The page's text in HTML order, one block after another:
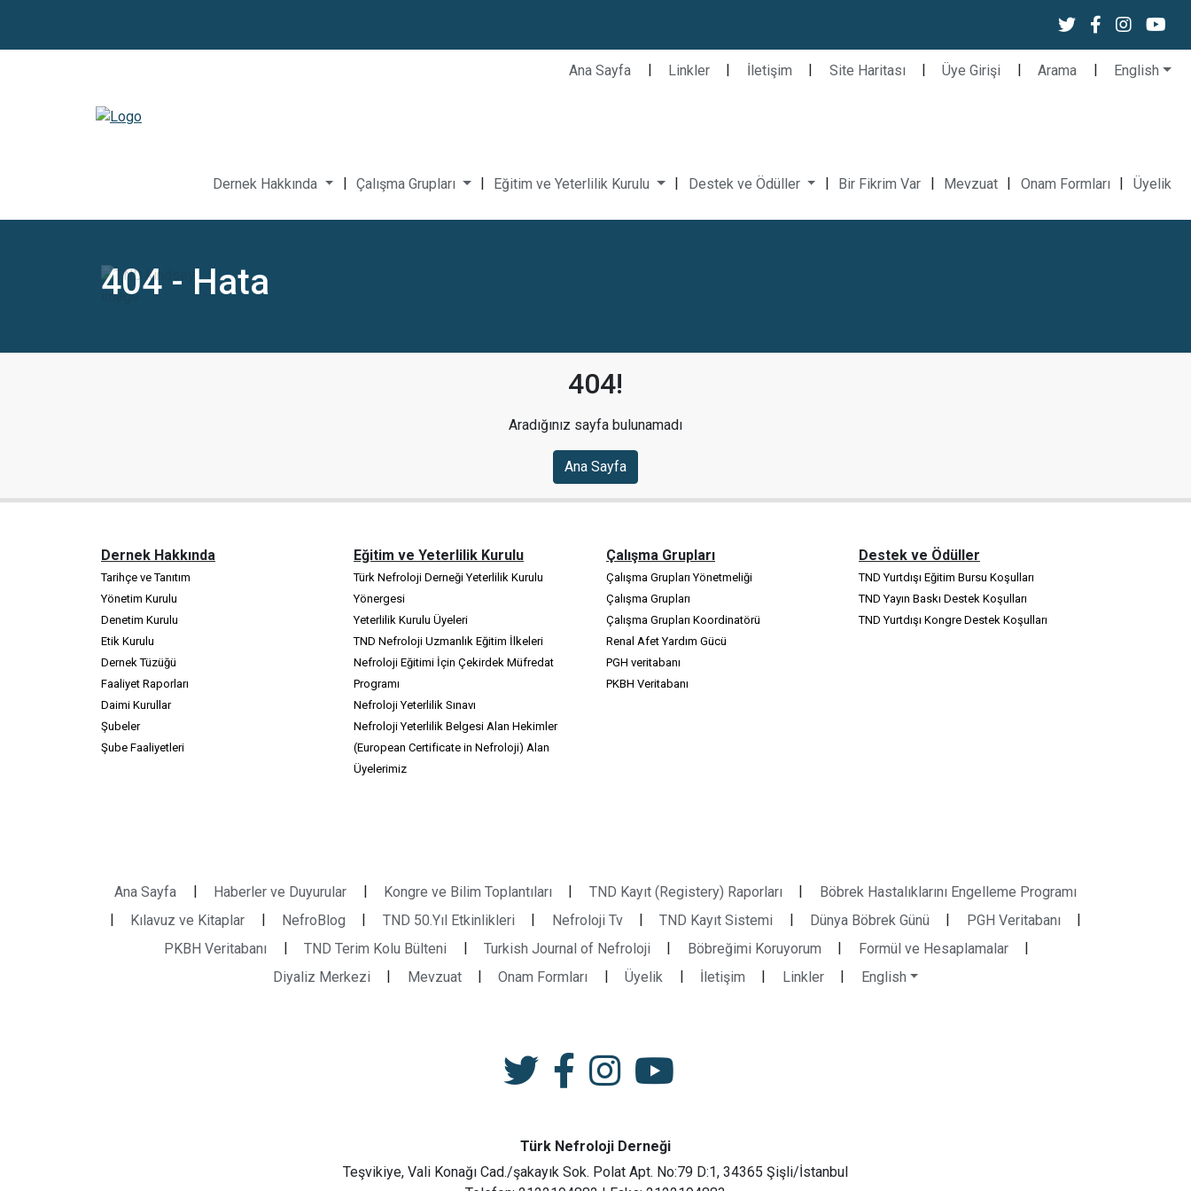
Ana Sayfa | Linkler | İletişim | Site Haritası | Üye Girişi | Arama | English
Dernek Hakkında | Çalışma Grupları | Eğitim ve Yeterlilik Kurulu | Destek ve Ödüller | Bir Fikrim Var | Mevzuat | Onam Formları | Üyelik
404 - Hata
404!
Aradığınız sayfa bulunamadı
Ana Sayfa
Dernek Hakkında
Tarihçe ve Tanıtım
Yönetim Kurulu
Denetim Kurulu
Etik Kurulu
Dernek Tüzüğü
Faaliyet Raporları
Daimi Kurullar
Şubeler
Şube Faaliyetleri
Eğitim ve Yeterlilik Kurulu
Türk Nefroloji Derneği Yeterlilik Kurulu
Yönergesi
Yeterlilik Kurulu Üyeleri
TND Nefroloji Uzmanlık Eğitim İlkeleri
Nefroloji Eğitimi İçin Çekirdek Müfredat
Programı
Nefroloji Yeterlilik Sınavı
Nefroloji Yeterlilik Belgesi Alan Hekimler
(European Certificate in Nefroloji) Alan
Üyelerimiz
Çalışma Grupları
Çalışma Grupları Yönetmeliği
Çalışma Grupları
Çalışma Grupları Koordinatörü
Renal Afet Yardım Gücü
PGH veritabanı
PKBH Veritabanı
Destek ve Ödüller
TND Yurtdışı Eğitim Bursu Koşulları
TND Yayın Baskı Destek Koşulları
TND Yurtdışı Kongre Destek Koşulları
Ana Sayfa | Haberler ve Duyurular | Kongre ve Bilim Toplantıları | TND Kayıt (Registery) Raporları |
Böbrek Hastalıklarını Engelleme Programı
|
Kılavuz ve Kitaplar | NefroBlog | TND 50.Yıl Etkinlikleri | Nefroloji Tv | TND Kayıt Sistemi | Dünya Böbrek Günü | PGH Veritabanı
|
PKBH Veritabanı
| TND Terim Kolu Bülteni | Turkish Journal of Nefroloji | Böbreğimi Koruyorum | Formül ve Hesaplamalar
|
Diyaliz Merkezi
| Mevzuat | Onam Formları | Üyelik | İletişim | Linkler | English
Türk Nefroloji Derneği
Teşvikiye, Vali Konağı Cad./şakayık Sok. Polat Apt. No:79 D:1, 34365 Şişli/İstanbul